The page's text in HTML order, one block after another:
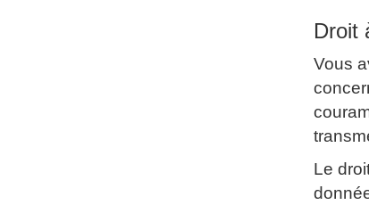
Droit
Vous
Le